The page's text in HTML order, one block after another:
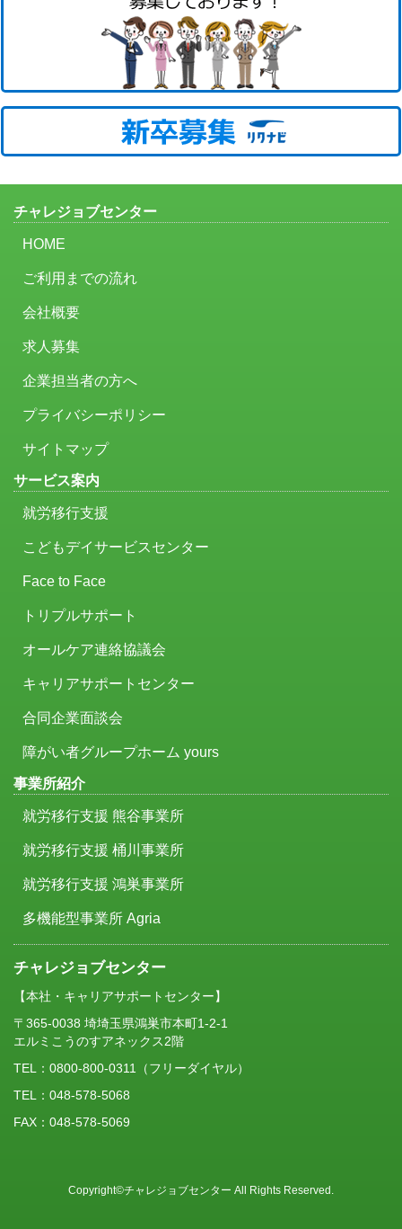
チャレジョブセンター
HOME
ご利用までの流れ
会社概要
求人募集
企業担当者の方へ
プライバシーポリシー
サイトマップ
サービス案内
就労移行支援
こどもデイサービスセンター
Face to Face
トリプルサポート
オールケア連絡協議会
キャリアサポートセンター
合同企業面談会
障がい者グループホーム yours
事業所紹介
就労移行支援 熊谷事業所
就労移行支援 桶川事業所
就労移行支援 鴻巣事業所
多機能型事業所 Agria
チャレジョブセンター
【本社・キャリアサポートセンター】
〒365-0038 埼埼玉県鴻巣市本町1-2-1
エルミこうのすアネックス2階
TEL： 0800-800-0311
（フリーダイヤル）
TEL：048-578-5068
FAX：048-578-5069
Copyright©チャレジョブセンター All Rights Reserved.